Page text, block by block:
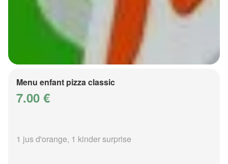
Menu enfant pizza classic
7.00 €
1 jus d'orange, 1 kinder surprise